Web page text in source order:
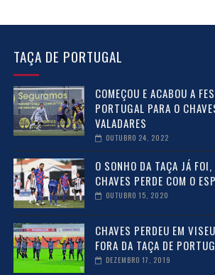
TAÇA DE PORTUGAL
COMEÇOU E ACABOU A
PORTUGAL PARA O
VALADARES
OUTUBRO 24, 2022
O SONHO DA TAÇA JÁ
CHAVES PERDE COM O
OUTUBRO 15, 2020
CHAVES PERDEU EM
FORA DA TAÇA DE
DEZEMBRO 17, 2019